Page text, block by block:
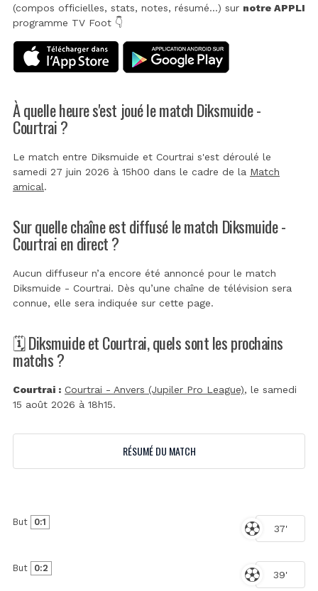
(compos officielles, stats, notes, résumé...) sur notre APPLI
programme TV Foot 👇
À quelle heure s'est joué le match Diksmuide -
Courtrai ?
Le match entre Diksmuide et Courtrai s'est déroulé le
samedi 27 juin 2026 à 15h00 dans le cadre de la Match
amical.
Sur quelle chaîne est diffusé le match Diksmuide -
Courtrai en direct ?
Aucun diffuseur n’a encore été annoncé pour le match
Diksmuide - Courtrai. Dès qu’une chaîne de télévision sera
connue, elle sera indiquée sur cette page.
🗓️ Diksmuide et Courtrai, quels sont les prochains
matchs ?
Courtrai : Courtrai - Anvers (Jupiler Pro League), le samedi
15 août 2026 à 18h15.
RÉSUMÉ DU MATCH
37'
But 0:1
39'
But 0:2